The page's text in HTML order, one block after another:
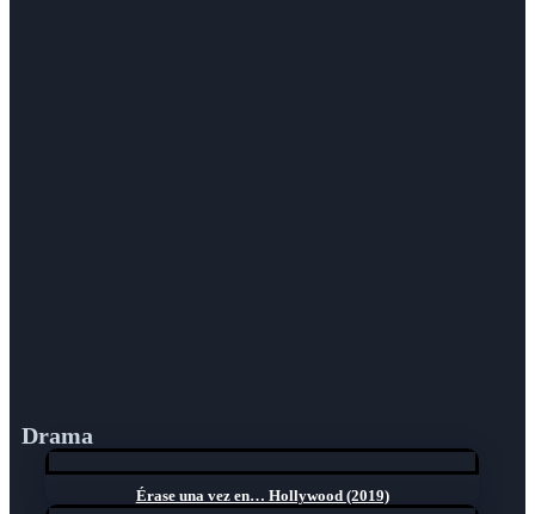
Drama
Érase una vez en… Hollywood (2019)